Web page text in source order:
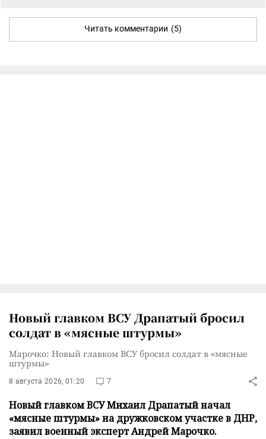
Читать комментарии (5)
Новый главком ВСУ Драпатый бросил
солдат в «мясные штурмы»
Марочко: Новый главком ВСУ бросил солдат в «мясные
штурмы»
8 августа 2026, 01:20 7
Новый главком ВСУ Михаил Драпатый начал
«мясные штурмы» на дружковском участке в ДНР,
заявил военный эксперт Андрей Марочко.